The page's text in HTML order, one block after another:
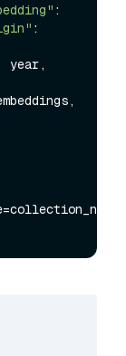
:
:
year,